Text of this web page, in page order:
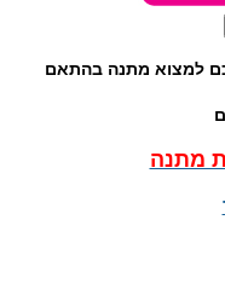
למצוא מתנה בהתאם
מתנה